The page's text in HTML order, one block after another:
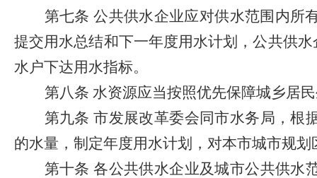
第七条 公共供水企业应对供水范围内所
提交用水总结和下一年度用水计划，公共供
水户下达用水指标。
第八条 水资源应当按照优先保障城乡居
第九条 市发展改革委会同市水务局，根
的水量，制定年度用水计划，对本市城市规
第十条 各公共供水企业及城市公共供水